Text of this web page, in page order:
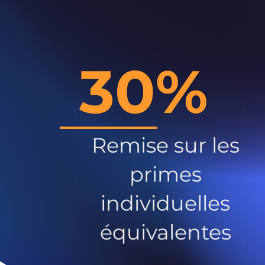
30%
Remise sur les
primes
individuelles
équivalentes